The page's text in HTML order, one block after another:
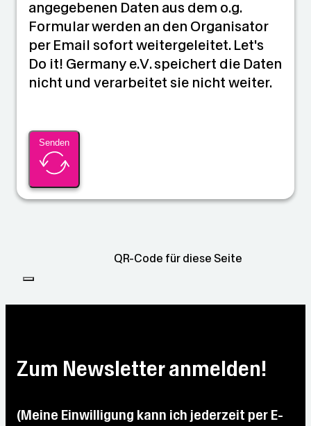
angegebenen Daten aus dem o.g.
Formular werden an den Organisator
per Email sofort weitergeleitet. Let's
Do it! Germany e.V. speichert die Daten
nicht und verarbeitet sie nicht weiter.
Senden
QR-Code für diese Seite
Zum Newsletter anmelden!
(Meine Einwilligung kann ich jederzeit per E-